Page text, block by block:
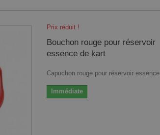
Prix réduit !
Bouchon rouge pour réservoir
essence de kart
Capuchon rouge pour réservoir essence
Immédiate